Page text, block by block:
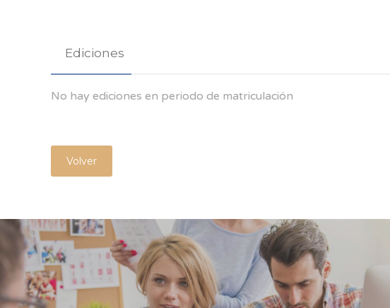
Ediciones
No hay ediciones en periodo de matriculación
Volver